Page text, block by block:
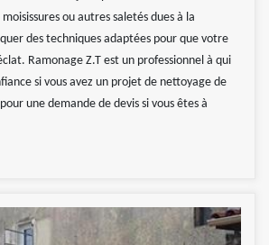
ou autres saletés dues à la
des techniques adaptées pour que votre
Ramonage Z.T est un professionnel à qui
si vous avez un projet de nettoyage de
une demande de devis si vous êtes à